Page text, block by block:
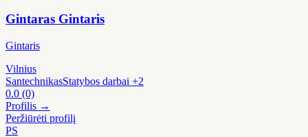
Gintaras Gintaris
Gintaris
Vilnius
SantechnikasStatybos darbai +2
0.0 (0)
Profilis →
Peržiūrėti profilį
PS